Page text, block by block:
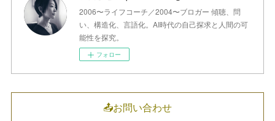
2006〜ライフコーチ／2004〜ブロガー 傾聴、問
い、構造化、言語化。AI時代の自己探求と人間の可
能性を探究。
フォロー
📤お問い合わせ